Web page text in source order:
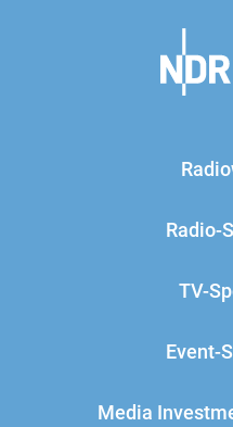
Radio-
TV-
Event-
Media